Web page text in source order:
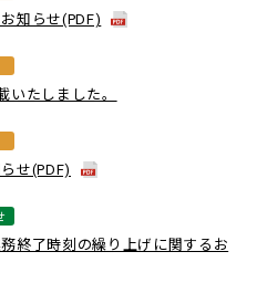
知らせ(PDF)
いたしました。
せ(PDF)
終了時刻の繰り上げに関するお